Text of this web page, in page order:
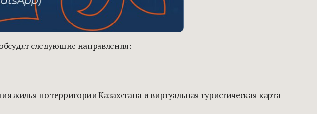
следующие направления:
по территории Казахстана и виртуальная туристическая карта